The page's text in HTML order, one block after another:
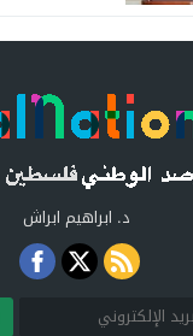
د. ابراهيم ابراش